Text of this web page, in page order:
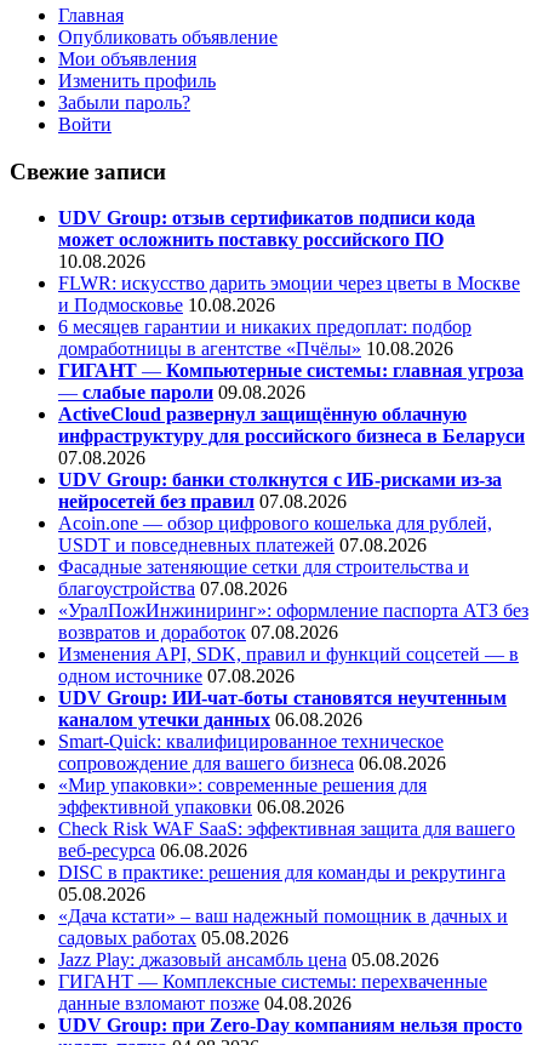
Главная
Опубликовать объявление
Мои объявления
Изменить профиль
Забыли пароль?
Войти
Свежие записи
UDV Group: отзыв сертификатов подписи кода
может осложнить поставку российского ПО
10.08.2026
FLWR: искусство дарить эмоции через цветы в Москве
и Подмосковье 10.08.2026
6 месяцев гарантии и никаких предоплат: подбор
домработницы в агентстве «Пчёлы» 10.08.2026
ГИГАНТ — Компьютерные системы: главная угроза
— слабые пароли 09.08.2026
ActiveCloud развернул защищённую облачную
инфраструктуру для российского бизнеса в Беларуси
07.08.2026
UDV Group: банки столкнутся с ИБ-рисками из-за
нейросетей без правил 07.08.2026
Acoin.one — обзор цифрового кошелька для рублей,
USDT и повседневных платежей 07.08.2026
Фасадные затеняющие сетки для строительства и
благоустройства 07.08.2026
«УралПожИнжиниринг»: оформление паспорта АТЗ без
возвратов и доработок 07.08.2026
Изменения API, SDK, правил и функций соцсетей — в
одном источнике 07.08.2026
UDV Group: ИИ-чат-боты становятся неучтенным
каналом утечки данных 06.08.2026
Smart-Quick: квалифицированное техническое
сопровождение для вашего бизнеса 06.08.2026
«Мир упаковки»: современные решения для
эффективной упаковки 06.08.2026
Check Risk WAF SaaS: эффективная защита для вашего
веб-ресурса 06.08.2026
DISC в практике: решения для команды и рекрутинга
05.08.2026
«Дача кстати» – ваш надежный помощник в дачных и
садовых работах 05.08.2026
Jazz Play: джазовый ансамбль цена 05.08.2026
ГИГАНТ — Комплексные системы: перехваченные
данные взломают позже 04.08.2026
UDV Group: при Zero-Day компаниям нельзя просто